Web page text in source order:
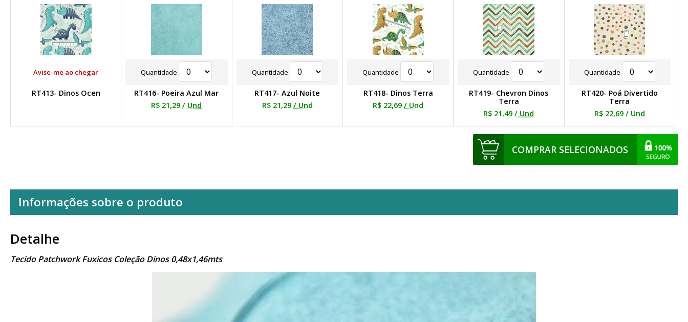
Avise-me ao chegar
RT413- Dinos Ocen
Quantidade
RT416- Poeira Azul Mar
R$ 21,29 / Und
Quantidade
RT417- Azul Noite
R$ 21,29 / Und
Quantidade
RT418- Dinos Terra
R$ 22,69 / Und
Quantidade
RT419- Chevron Dinos
Terra
R$ 21,49 / Und
Quantidade
RT420- Poá Divertido
Terra
R$ 22,69 / Und
COMPRAR SELECIONADOS
Informações sobre o produto
Detalhe
Tecido Patchwork Fuxicos Coleção Dinos 0,48x1,46mts